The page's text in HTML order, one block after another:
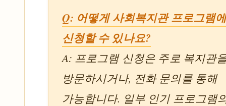
Q: 어떻게 사회복지관 프로그램
신청할 수 있나요?
A: 프로그램 신청은 주로 복지관
방문하시거나, 전화 문의를 통해
가능합니다. 일부 인기 프로그램